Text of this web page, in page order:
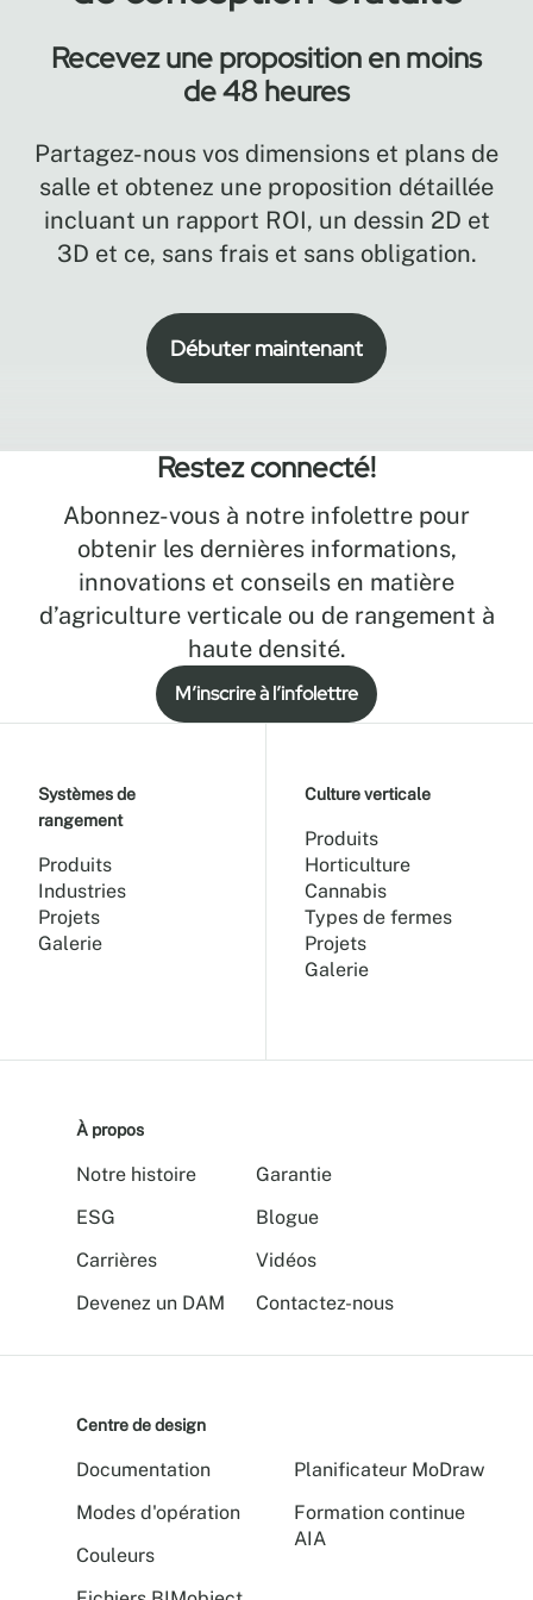
Recevez une proposition en moins
de 48 heures
Partagez-nous vos dimensions et plans de
salle et obtenez une proposition détaillée
incluant un rapport ROI, un dessin 2D et
3D et ce, sans frais et sans obligation.
Débuter maintenant
Restez connecté!
Abonnez-vous à notre infolettre pour
obtenir les dernières informations,
innovations et conseils en matière
d’agriculture verticale ou de rangement à
haute densité.
M’inscrire à l’infolettre
Systèmes de
rangement
Produits
Industries
Projets
Galerie
Culture verticale
Produits
Horticulture
Cannabis
Types de fermes
Projets
Galerie
À propos
Notre histoire
ESG
Carrières
Devenez un DAM
Garantie
Blogue
Vidéos
Contactez-nous
Centre de design
Documentation
Modes d'opération
Couleurs
Planificateur MoDraw
Formation continue
AIA